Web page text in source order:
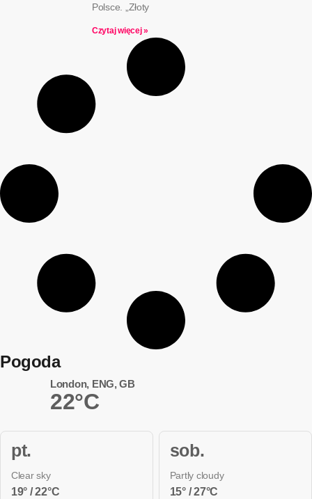
Polsce. „Złoty
Czytaj więcej »
Pogoda
London, ENG, GB
22°C
pt.
Clear sky
19° / 22°C
sob.
Partly cloudy
15° / 27°C